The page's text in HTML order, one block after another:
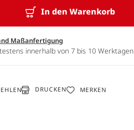
In den Warenkorb
Maßanfertigung
innerhalb von 7 bis 10 Werktagen
DRUCKEN MERKEN